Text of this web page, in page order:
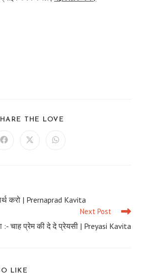
THE LOVE
Opens Opens Opens
करो | Prernaprad Kavita
Next Post
:- चाह प्रेम की दे दे प्रेयसी | Preyasi Kavita
LIKE